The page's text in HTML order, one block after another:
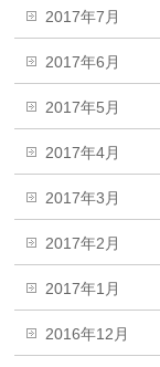
2017年7月
2017年6月
2017年5月
2017年4月
2017年3月
2017年2月
2017年1月
2016年12月